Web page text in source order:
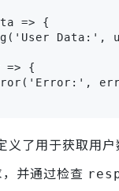
=> {
Data:',
=> {
义了用于获取用
并通过检查